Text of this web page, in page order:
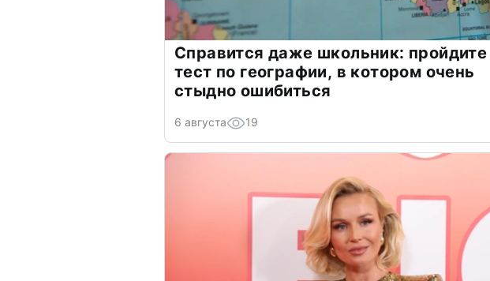
Справится даже школьник: пройдите
тест по географии, в котором очень
стыдно ошибиться
6 августа 19